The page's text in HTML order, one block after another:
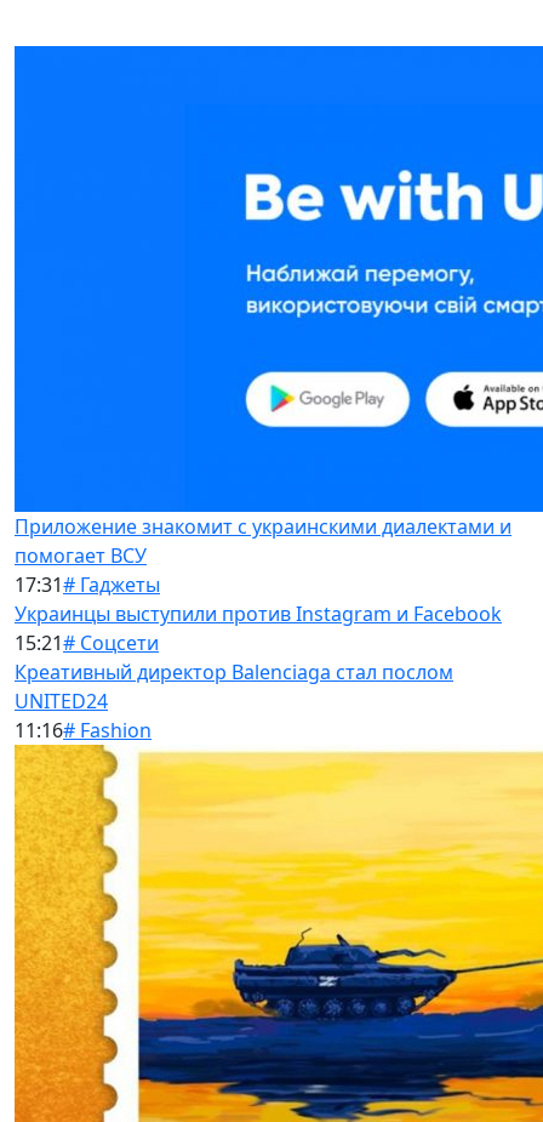
Приложение знакомит с украинскими диалектами и
помогает ВСУ
17:31# Гаджеты
Украинцы выступили против Instagram и Facebook
15:21# Соцсети
Креативный директор Balenciaga стал послом
UNITED24
11:16# Fashion